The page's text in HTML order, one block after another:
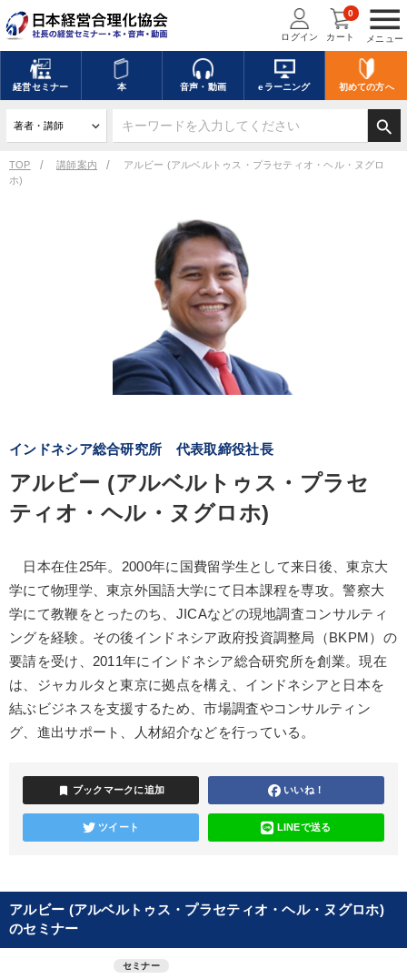
menu
メニュー
ログイン カート
0
経営セミナー 本 音声・動画 eラーニング 初めての方へ
search
TOP 講師案内
アルビー (アルベルトゥス・プラセティオ・ヘル・ヌグロ
ホ)
インドネシア総合研究所 代表取締役社長
アルビー (アルベルトゥス・プラセ
ティオ・ヘル・ヌグロホ)
日本在住25年。2000年に国費留学生として来日後、東京大
学にて物理学、東京外国語大学にて日本課程を専攻。警察大
学にて教鞭をとったのち、JICAなどの現地調査コンサルティ
ングを経験。その後インドネシア政府投資調整局（BKPM）の
要請を受け、2011年にインドネシア総合研究所を創業。現在
は、ジャカルタと東京に拠点を構え、インドネシアと日本を
結ぶビジネスを支援するため、市場調査やコンサルティン
グ、進出サポート、人材紹介などを行っている。
bookmark ブックマークに追加 いいね！
ツイート LINEで送る
アルビー (アルベルトゥス・プラセティオ・ヘル・ヌグロホ)
のセミナー
セミナー